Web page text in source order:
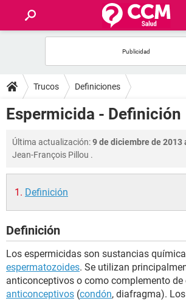
FOROS
SALUD
FAMILIA
NUTRICIÓN
SEXUALIDAD
GLOSARIO
Trucos Definiciones
Espermicida - Definición
Última actualización:9 de diciembre de 2013
Jean-François Pillou .
Definición
Definición
Los espermicidas son sustancias
espermatozoides. Se utilizan
anticonceptivos o como complemento de
anticonceptivos (condón, diafragma).